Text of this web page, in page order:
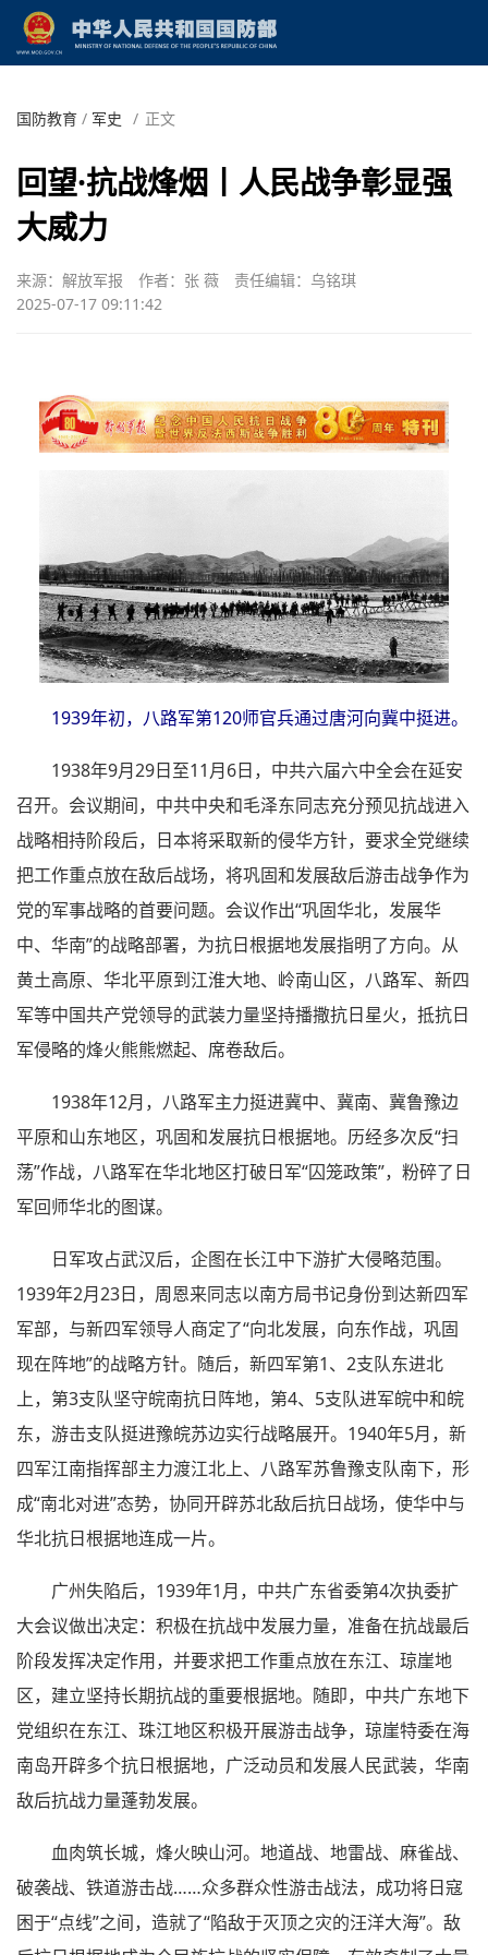
国防教育 / 军史 / 正文
回望·抗战烽烟丨人民战争彰显强
大威力
来源：解放军报 作者：张 薇
责任编辑：乌铭琪
2025-07-17 09:11:42
1939年初，八路军第120师官兵通过唐河向冀中挺进。
1938年9月29日至11月6日，中共六届六中全会在延安
召开。会议期间，中共中央和毛泽东同志充分预见抗战进入
战略相持阶段后，日本将采取新的侵华方针，要求全党继续
把工作重点放在敌后战场，将巩固和发展敌后游击战争作为
党的军事战略的首要问题。会议作出“巩固华北，发展华
中、华南”的战略部署，为抗日根据地发展指明了方向。从
黄土高原、华北平原到江淮大地、岭南山区，八路军、新四
军等中国共产党领导的武装力量坚持播撒抗日星火，抵抗日
军侵略的烽火熊熊燃起、席卷敌后。
1938年12月，八路军主力挺进冀中、冀南、冀鲁豫边
平原和山东地区，巩固和发展抗日根据地。历经多次反“扫
荡”作战，八路军在华北地区打破日军“囚笼政策”，粉碎了日
军回师华北的图谋。
日军攻占武汉后，企图在长江中下游扩大侵略范围。
1939年2月23日，周恩来同志以南方局书记身份到达新四军
军部，与新四军领导人商定了“向北发展，向东作战，巩固
现在阵地”的战略方针。随后，新四军第1、2支队东进北
上，第3支队坚守皖南抗日阵地，第4、5支队进军皖中和皖
东，游击支队挺进豫皖苏边实行战略展开。1940年5月，新
四军江南指挥部主力渡江北上、八路军苏鲁豫支队南下，形
成“南北对进”态势，协同开辟苏北敌后抗日战场，使华中与
华北抗日根据地连成一片。
广州失陷后，1939年1月，中共广东省委第4次执委扩
大会议做出决定：积极在抗战中发展力量，准备在抗战最后
阶段发挥决定作用，并要求把工作重点放在东江、琼崖地
区，建立坚持长期抗战的重要根据地。随即，中共广东地下
党组织在东江、珠江地区积极开展游击战争，琼崖特委在海
南岛开辟多个抗日根据地，广泛动员和发展人民武装，华南
敌后抗战力量蓬勃发展。
血肉筑长城，烽火映山河。地道战、地雷战、麻雀战、
破袭战、铁道游击战……众多群众性游击战法，成功将日寇
困于“点线”之间，造就了“陷敌于灭顶之灾的汪洋大海”。敌